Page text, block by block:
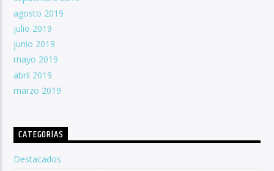
agosto 2019
julio 2019
junio 2019
mayo 2019
abril 2019
marzo 2019
CATEGORÍAS
Destacados